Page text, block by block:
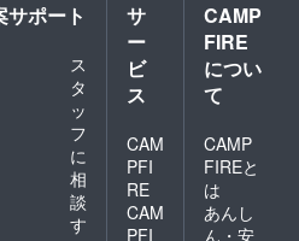
サポート
ス
タ
ッ
フ
に
相
談
す
サ
ー
ビ
ス
CAM
PFI
RE
CAM
PFI
CAMP
FIRE
につい
て
CAMP
FIREと
は
あんし
ん・安